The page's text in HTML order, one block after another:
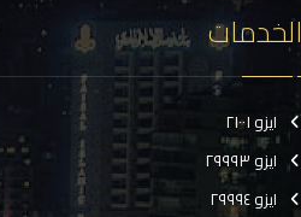
الخدمات
ايزو ٢١٠٠١
ايزو ٢٩٩٩٣
ايزو ٢٩٩٩٤